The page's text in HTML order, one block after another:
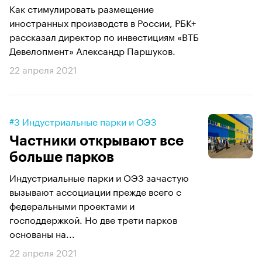
Как стимулировать размещение
иностранных производств в России, РБК+
рассказал директор по инвестициям «ВТБ
Девелопмент» Александр Паршуков.
22 апреля 2021
#3 Индустриальные парки и ОЭЗ
Частники открывают все
больше парков
Индустриальные парки и ОЭЗ зачастую
вызывают ассоциации прежде всего с
федеральными проектами и
господдержкой. Но две трети парков
основаны на...
22 апреля 2021